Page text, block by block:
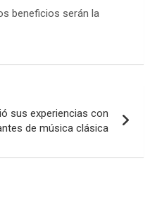
beneficios serán la
sus experiencias con
de música clásica